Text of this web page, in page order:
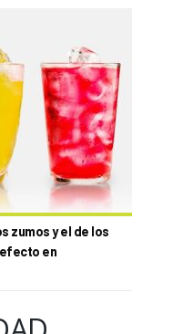
zumos y el de los
en